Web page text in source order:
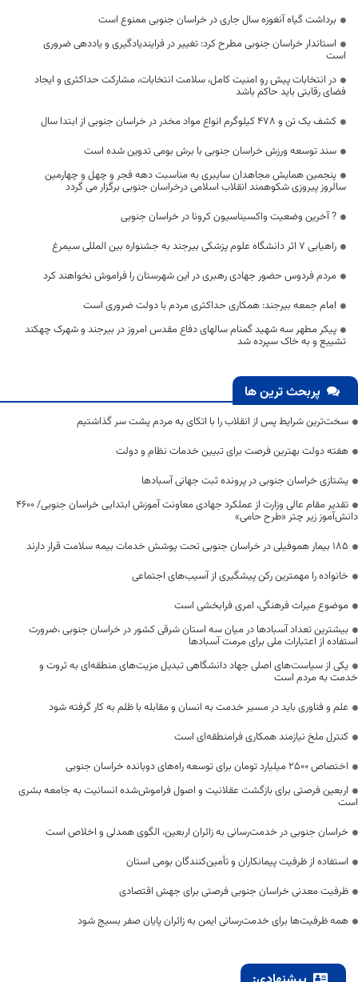
برداشت گیاه آنغوزه سال جاری در خراسان جنوبی ممنوع است
استاندار خراسان جنوبی مطرح کرد: تغییر در فرایندیادگیری و یاددهی ضروری
است
در انتخابات پیش رو امنیت کامل، سلامت انتخابات، مشارکت حداکثری و ایجاد
فضای رقابتی باید حاکم باشد
کشف یک تن و 478 کیلوگرم انواع مواد مخدر در خراسان جنوبی از ابتدا سال
سند توسعه ورزش خراسان جنوبی با برش بومی تدوین شده است
پنجمین همایش مجاهدان سایبری به مناسبت دهه فجر و چهل و چهارمین
سالروز پیروزی شکوهمند انقلاب اسلامی درخراسان جنوبی برگزار می گردد
? آخرین وضعیت واکسیناسیون کرونا در خراسان جنوبی
راهیابی 7 اثر دانشگاه علوم پزشکی بیرجند به جشنواره بین المللی سیمرغ
مردم فردوس حضور جهادی رهبری در این شهرستان را فراموش نخواهند کرد
امام جمعه بیرجند: همکاری حداکثری مردم با دولت ضروری است
پیکر مطهر سه شهید گمنام سالهای دفاع مقدس امروز در بیرجند و شهرک چهکند
تشییع و به خاک سپرده شد
پربحث ترین ها
سخت‌ترین شرایط پس از انقلاب را با اتکای به مردم پشت سر گذاشتیم
هفته دولت بهترین فرصت برای تبیین خدمات نظام و دولت
یشتازی خراسان جنوبی در پرونده ثبت جهانی آسبادها
تقدیر مقام عالی وزارت از عملکرد جهادی معاونت آموزش ابتدایی خراسان جنوبی/ ۴۶۰۰
دانش‌آموز زیر چتر «طرح حامی»
۱۸۵ بیمار هموفیلی در خراسان جنوبی تحت پوشش خدمات بیمه سلامت قرار دارند
خانواده را مهمترین رکن پیشگیری از آسیب‌های اجتماعی
موضوع میراث فرهنگی، امری فرابخشی است
بیشترین تعداد آسبادها در میان سه استان شرقی کشور در خراسان جنوبی ،ضرورت
استفاده از اعتبارات ملی برای مرمت آسبادها
یکی از سیاست‌های اصلی جهاد دانشگاهی تبدیل مزیت‌های منطقه‌ای به ثروت و
خدمت به مردم است
علم و فناوری باید در مسیر خدمت به انسان و مقابله با ظلم به کار گرفته شود
کنترل ملخ نیازمند همکاری فرامنطقه‌ای است
اختصاص 2500 میلیارد تومان برای توسعه راه‌های دوبانده خراسان جنوبی
اربعین فرصتی برای بازگشت عقلانیت و اصول فراموش‌شده انسانیت به جامعه بشری
است
خراسان جنوبی در خدمت‌رسانی به زائران اربعین، الگوی همدلی و اخلاص است
استفاده از ظرفیت پیمانکاران و تأمین‌کنندگان بومی استان
ظرفیت معدنی خراسان جنوبی فرصتی برای جهش اقتصادی
همه ظرفیت‌ها برای خدمت‌رسانی ایمن به زائران پایان صفر بسیج شود